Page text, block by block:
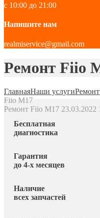
с 10:00 до 21:00
Напишите нам
realmiservice@gmail.com
Ремонт Fiio
ГлавнаяНаши услуги
Fiio M17
Ремонт Fiio M17 23.03.2022
Бесплатная
диагностика
Гарантия
до 4-х месяцев
Наличие
всех запчастей